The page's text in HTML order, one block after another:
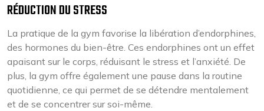
RÉDUCTION DU STRESS
La pratique de la gym favorise la libération d’endorphines,
des hormones du bien-être. Ces endorphines ont un effet
apaisant sur le corps, réduisant le stress et l’anxiété. De
plus, la gym offre également une pause dans la routine
quotidienne, ce qui permet de se détendre mentalement
et de se concentrer sur soi-même.